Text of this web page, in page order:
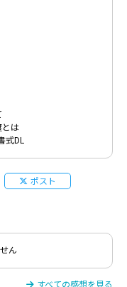
とは
式DL
ポスト
ん
すべての感想を見る